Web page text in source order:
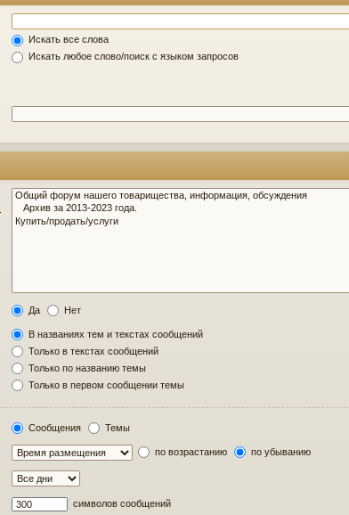
Искать все слова
Искать любое слово/поиск с языком запросов
Да Нет
В названиях тем и текстах сообщений
Только в текстах сообщений
Только по названию темы
Только в первом сообщении темы
Сообщения Темы
по возрастанию по убыванию
символов сообщений